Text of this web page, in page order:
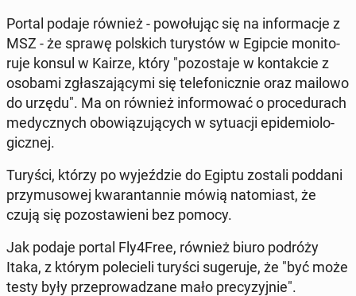
Portal podaje również - po­wo­łu­jąc się na in­for­ma­cje z
MSZ - że sprawę pol­skich tu­ry­stów w Egipcie mo­ni­to­
ru­je konsul w Kairze, który "po­zo­sta­je w kon­tak­cie z
osobami zgła­sza­ją­cy­mi się te­le­fo­nicz­nie oraz mailowo
do urzędu". Ma on również in­for­mo­wać o pro­ce­du­rach
me­dycz­nych obo­wią­zu­ją­cych w sy­tu­acji epi­de­mio­lo­
gicz­nej.
Turyści, którzy po wy­jeź­dzie do Egiptu zostali poddani
przy­mu­so­wej kwa­ran­tan­nie mówią na­to­miast, że
czują się po­zo­sta­wie­ni bez pomocy.
Jak podaje portal Fly4Free, również biuro podróży
Itaka, z którym po­le­cie­li turyści su­ge­ru­je, że "być może
testy były prze­pro­wa­dza­ne mało pre­cy­zyj­nie".